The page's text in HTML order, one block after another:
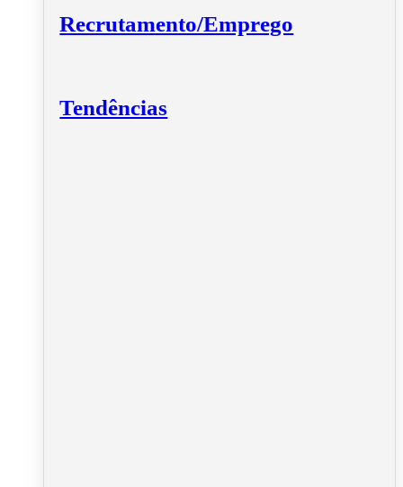
Recrutamento/Emprego
Tendências